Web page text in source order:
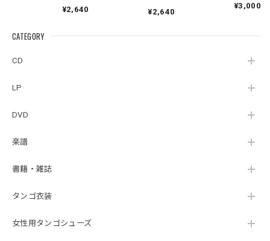
CATEGORY
CD
LP
DVD
楽譜
書籍・雑誌
タンゴ衣装
女性用タンゴシューズ
Pontoriero『POLENT
la Ribera』
¥2,640
Cuartoelemento『Cu
（007RECORDS-27）
¥2,640
¥3,000